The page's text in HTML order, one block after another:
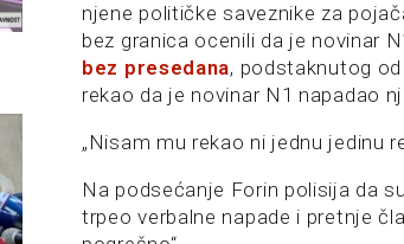
njene političke saveznike za
bez granica ocenili da je novinar
bez presedana, podstaknutog od
rekao da je novinar N1 napadao
„Nisam mu rekao ni jednu jedinu
Na podsećanje Forin polisija da
trpeo verbalne napade i pretnje